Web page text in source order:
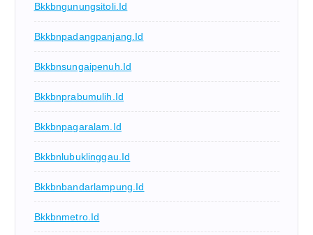
Bkkbngunungsitoli.id
Bkkbnpadangpanjang.id
Bkkbnsungaipenuh.id
Bkkbnprabumulih.id
Bkkbnpagaralam.id
Bkkbnlubuklinggau.id
Bkkbnbandarlampung.id
Bkkbnmetro.id